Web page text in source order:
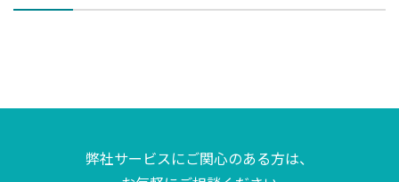
弊社サービスにご関心のある方は、